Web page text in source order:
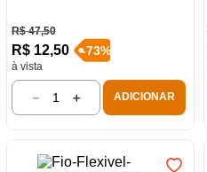
R$ 47,50
R$ 12,50
à vista
-73%
＋
－ ADICIONAR